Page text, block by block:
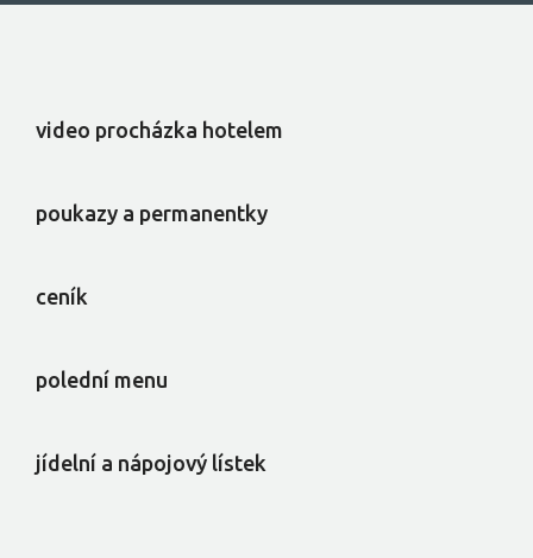
video procházka hotelem
poukazy a permanentky
ceník
polední menu
jídelní a nápojový lístek